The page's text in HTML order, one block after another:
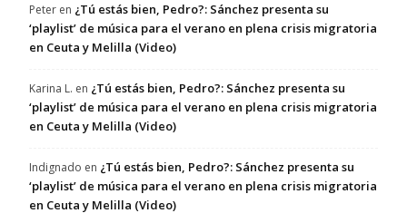
Peter en ¿Tú estás bien, Pedro?: Sánchez presenta su
‘playlist’ de música para el verano en plena crisis migratoria
en Ceuta y Melilla (Video)
Karina L. en ¿Tú estás bien, Pedro?: Sánchez presenta su
‘playlist’ de música para el verano en plena crisis migratoria
en Ceuta y Melilla (Video)
Indignado en ¿Tú estás bien, Pedro?: Sánchez presenta su
‘playlist’ de música para el verano en plena crisis migratoria
en Ceuta y Melilla (Video)